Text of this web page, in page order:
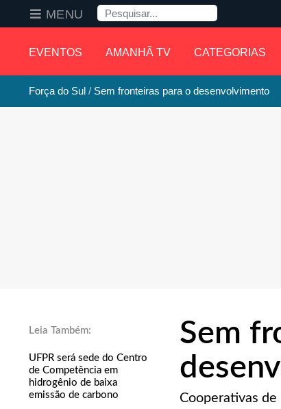
EVENTOS AMANHÃ TV CATEGORIAS
MENU Pesquisa
Força do Sul Sem fronteiras para o desenvolvimento
UFPR será sede do Centro
de Competência em
hidrogênio de baixa
emissão de carbono
Sem
Cooperativas